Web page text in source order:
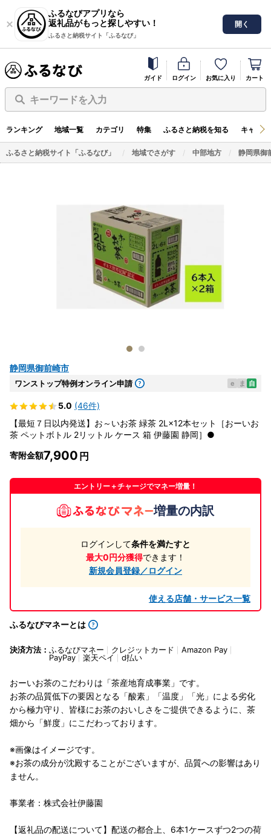
ふるなびアプリなら
返礼品がもっと探しやすい！
ふるさと納税サイト「ふるなび」
開く
ガイド ログイン お気に入り カート
キーワードを入力
ランキング 地域一覧 カテゴリ 特集 ふるさと納税を知る キャン
ふるさと納税サイト「ふるなび」 地域でさがす 中部地方 静岡県御
静岡県御前崎市
ワンストップ特例オンライン申請 e ま 自
5.0 (46件)
【最短７日以内発送】お～いお茶 緑茶 2L×12本セット［おーいお
茶 ペットボトル 2リットル ケース 箱 伊藤園 静岡］●
寄附金額7,900
エントリー＋チャージでマネー増量！
増量の内訳
ログインして条件を満たすと
最大0円分獲得できます！
新規会員登録／ログイン
使える店舗・サービス一覧
ふるなびマネーとは
決済方法： ふるなびマネー クレジットカード
Amazon Pay
PayPay
楽天ペイ d払い
おーいお茶のこだわりは「茶産地育成事業」です。
お茶の品質低下の要因となる「酸素」「温度」「光」による劣化
から極力守り、皆様にお茶のおいしさをご提供できるように、茶
畑から「鮮度」にこだわっております。
※画像はイメージです。
※お茶の成分が沈殿することがございますが、品質への影響はあり
ません。
事業者：株式会社伊藤園
【返礼品の配送について】配送の都合上、6本1ケースずつ2つの荷